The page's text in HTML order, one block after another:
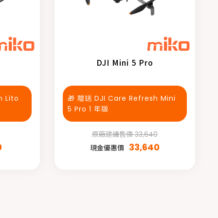
Lito
DJI Mini 5 Pro
🎁 贈送 DJI Care Refresh Mini
5 Pro 1 年版
原廠建議售價 33,640
現金優惠價 33,640